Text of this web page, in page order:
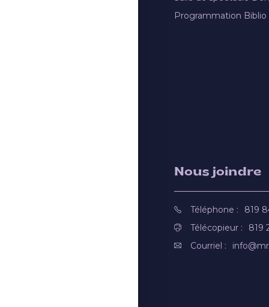
Programmation Biblio
Nous joindre
Téléphone :
819
Télécopieur :
819
Courriel :